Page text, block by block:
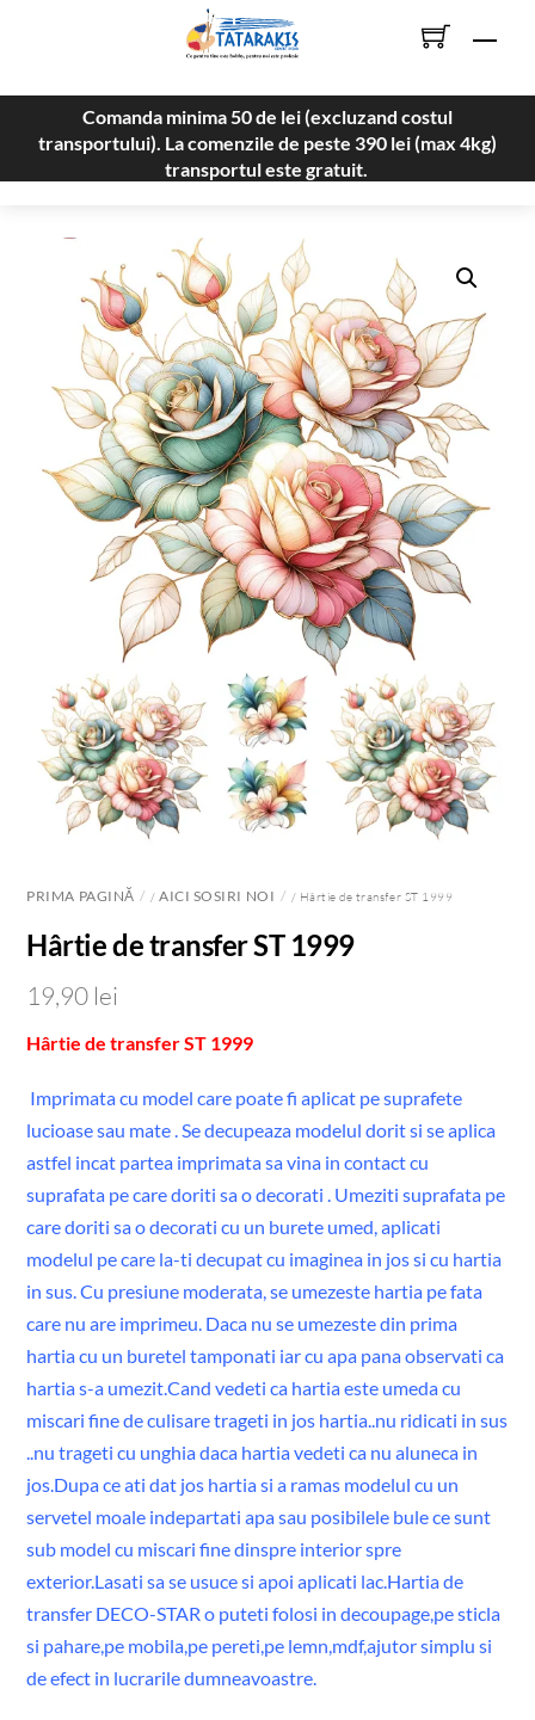
Comanda minima 50 de lei (excluzand costul
transportului). La comenzile de peste 390 lei (max 4kg)
transportul este gratuit.
PRIMA PAGINĂ /AICI SOSIRI NOI / Hârtie de transfer ST 1999
Hârtie de transfer ST 1999
19,90 lei
Hârtie de transfer ST 1999
Imprimata cu model care poate fi aplicat pe suprafete
lucioase sau mate . Se decupeaza modelul dorit si se aplica
astfel incat partea imprimata sa vina in contact cu
suprafata pe care doriti sa o decorati . Umeziti suprafata pe
care doriti sa o decorati cu un burete umed, aplicati
modelul pe care la-ti decupat cu imaginea in jos si cu hartia
in sus. Cu presiune moderata, se umezeste hartia pe fata
care nu are imprimeu. Daca nu se umezeste din prima
hartia cu un buretel tamponati iar cu apa pana observati ca
hartia s-a umezit.Cand vedeti ca hartia este umeda cu
miscari fine de culisare trageti in jos hartia..nu ridicati in sus
..nu trageti cu unghia daca hartia vedeti ca nu aluneca in
jos.Dupa ce ati dat jos hartia si a ramas modelul cu un
servetel moale indepartati apa sau posibilele bule ce sunt
sub model cu miscari fine dinspre interior spre
exterior.Lasati sa se usuce si apoi aplicati lac.Hartia de
transfer DECO-STAR o puteti folosi in decoupage,pe sticla
si pahare,pe mobila,pe pereti,pe lemn,mdf,ajutor simplu si
de efect in lucrarile dumneavoastre.